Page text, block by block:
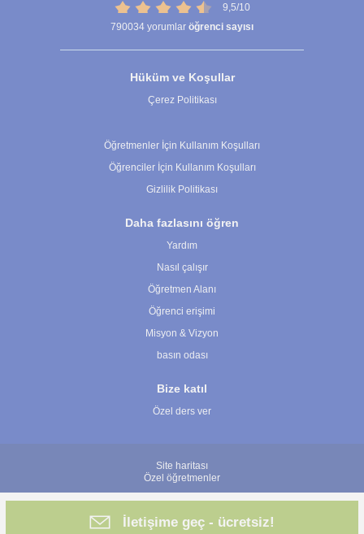
İletişime geç - ücretsiz!
9,5/10
790034 yorumlar öğrenci sayısı
Hüküm ve Koşullar
Çerez Politikası
Öğretmenler İçin Kullanım Koşulları
Öğrenciler İçin Kullanım Koşulları
Gizlilik Politikası
Daha fazlasını öğren
Yardım
Nasıl çalışır
Öğretmen Alanı
Öğrenci erişimi
Misyon & Vizyon
basın odası
Bize katıl
Özel ders ver
Site haritası
Özel öğretmenler
© 2007 - 2026 ÖğretmenBulun